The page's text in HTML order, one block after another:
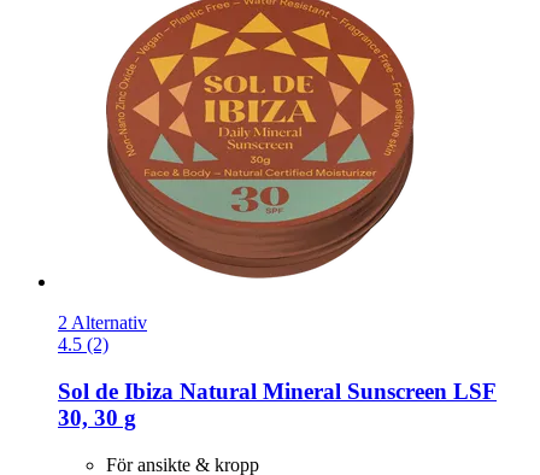
2 Alternativ
4.5 (2)
Sol de Ibiza Natural Mineral Sunscreen LSF
30, 30 g
För ansikte & kropp